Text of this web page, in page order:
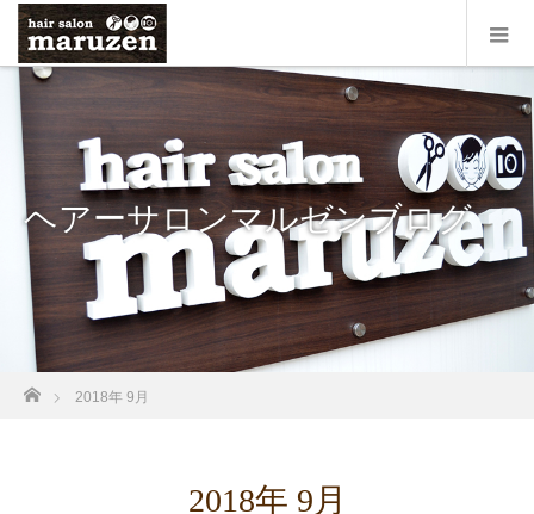
ヘアーサロンマルゼンブログ
ホーム
2018年 9月
2018年 9月